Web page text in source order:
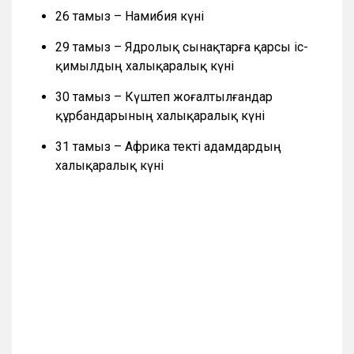
26 тамыз – Намибия күні
29 тамыз – Ядролық сынақтарға қарсы іс-
қимылдың халықаралық күні
30 тамыз – Күштеп жоғалтылғандар
құрбандарының халықаралық күні
31 тамыз – Африка текті адамдардың
халықаралық күні